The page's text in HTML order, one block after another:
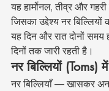
यह हार्मोनल, तीव्र और गहरी
जिसका उद्देश्य नर
यह दिन और रात दोनों
दिनों तक जारी रहती है।
नर बिल्लियों (Toms)
नर बिल्लियाँ — खासकर